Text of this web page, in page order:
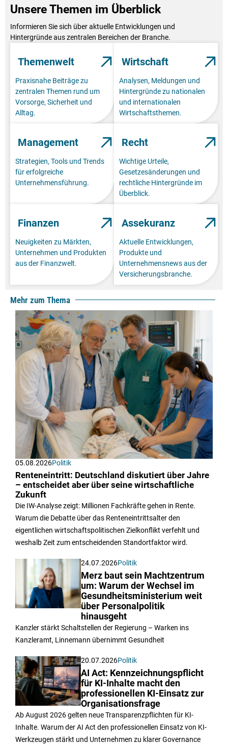
Unsere Themen im Überblick
Informieren Sie sich über aktuelle Entwicklungen und
Hintergründe aus zentralen Bereichen der Branche.
Themenwelt
Praxisnahe Beiträge zu
zentralen Themen rund um
Vorsorge, Sicherheit und
Alltag.
Wirtschaft
Analysen, Meldungen und
Hintergründe zu nationalen
und internationalen
Wirtschaftsthemen.
Management
Strategien, Tools und Trends
für erfolgreiche
Unternehmensführung.
Recht
Wichtige Urteile,
Gesetzesänderungen und
rechtliche Hintergründe im
Überblick.
Finanzen
Neuigkeiten zu Märkten,
Unternehmen und Produkten
aus der Finanzwelt.
Assekuranz
Aktuelle Entwicklungen,
Produkte und
Unternehmensnews aus der
Versicherungsbranche.
Mehr zum Thema
05.08.2026Politik
Renteneintritt: Deutschland diskutiert über Jahre
– entscheidet aber über seine wirtschaftliche
Zukunft
Die IW-Analyse zeigt: Millionen Fachkräfte gehen in Rente.
Warum die Debatte über das Renteneintrittsalter den
eigentlichen wirtschaftspolitischen Zielkonflikt verfehlt und
weshalb Zeit zum entscheidenden Standortfaktor wird.
24.07.2026Politik
Merz baut sein Machtzentrum
um: Warum der Wechsel im
Gesundheitsministerium weit
über Personalpolitik
hinausgeht
Kanzler stärkt Schaltstellen der Regierung – Warken ins
Kanzleramt, Linnemann übernimmt Gesundheit
20.07.2026Politik
AI Act: Kennzeichnungspflicht
für KI-Inhalte macht den
professionellen KI-Einsatz zur
Organisationsfrage
Ab August 2026 gelten neue Transparenzpflichten für KI-
Inhalte. Warum der AI Act den professionellen Einsatz von KI-
Werkzeugen stärkt und Unternehmen zu klarer Governance